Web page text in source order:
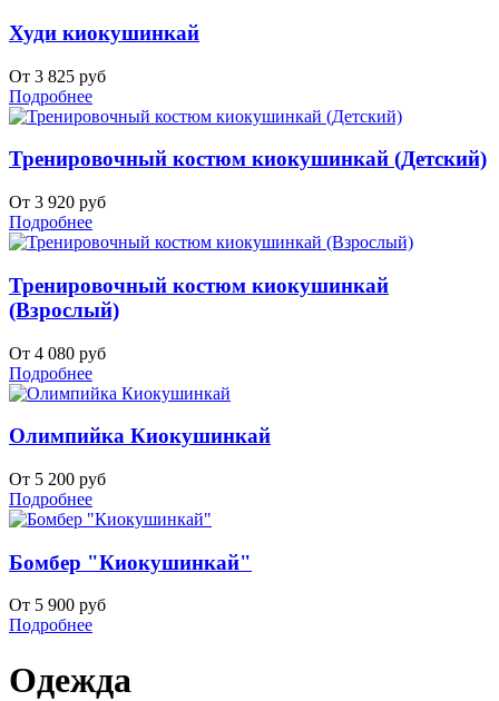
Худи киокушинкай
От 3 825 руб
Подробнее
Тренировочный костюм киокушинкай (Детский)
От 3 920 руб
Подробнее
Тренировочный костюм киокушинкай
(Взрослый)
От 4 080 руб
Подробнее
Олимпийка Киокушинкай
От 5 200 руб
Подробнее
Бомбер "Киокушинкай"
От 5 900 руб
Подробнее
Одежда